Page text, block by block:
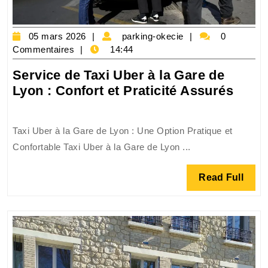
05 mars 2026
05
mars
2026
parking-okecie
parking-
0
Commentaires
14:44
Service de Taxi Uber à la Gare de
Lyon : Confort et Praticité Assurés
la
Gare
Lyon
:
et
Taxi Uber à la Gare de Lyon : Une Option Pratique et
Confortable Taxi Uber à la Gare de Lyon ...
Read Full Read
Full